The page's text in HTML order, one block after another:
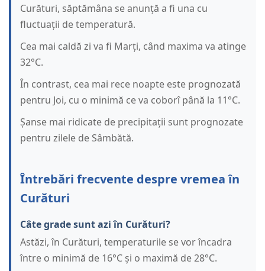
Curături, săptămâna se anunță a fi una cu
fluctuații de temperatură.
Cea mai caldă zi va fi Marți, când maxima va atinge
32°C.
În contrast, cea mai rece noapte este prognozată
pentru Joi, cu o minimă ce va coborî până la 11°C.
Șanse mai ridicate de precipitații sunt prognozate
pentru zilele de Sâmbătă.
Întrebări frecvente despre vremea în
Curături
Câte grade sunt azi în Curături?
Astăzi, în Curături, temperaturile se vor încadra
între o minimă de 16°C și o maximă de 28°C.